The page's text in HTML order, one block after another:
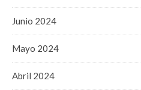
Junio 2024
Mayo 2024
Abril 2024